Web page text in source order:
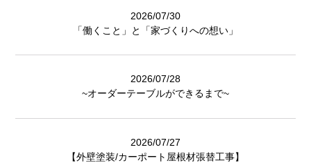
2026/07/30
「働くこと」と「家づくりへの想い」
2026/07/28
~オーダーテーブルができるまで~
2026/07/27
【外壁塗装/カーポート屋根材張替工事】